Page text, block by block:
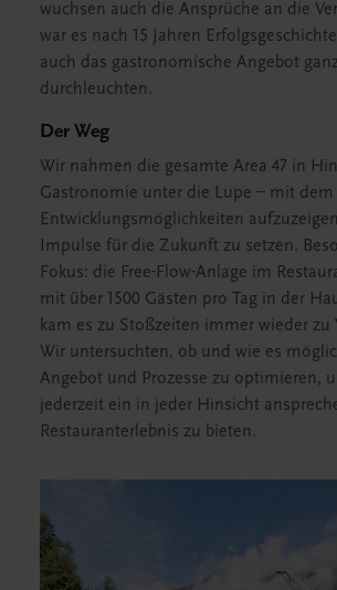
wuchsen auch die Ansprüche an die
war es nach 15 Jahren
auch das gastronomische Angebot
durchleuchten.
Der Weg
Wir nahmen die gesamte Area 47 in
Gastronomie unter die Lupe – mit
Entwicklungsmöglichkeiten
Impulse für die Zukunft zu setzen.
Fokus: die Free-Flow-Anlage im
mit über 1500 Gästen pro Tag in der
kam es zu Stoßzeiten immer wieder zu
Wir untersuchten, ob und wie es
Angebot und Prozesse zu optimieren,
jederzeit ein in jeder Hinsicht
Restauranterlebnis zu bieten.